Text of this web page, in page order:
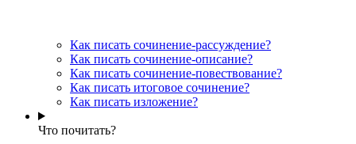
Как писать сочинение-рассуждение?
Как писать сочинение-описание?
Как писать сочинение-повествование?
Как писать итоговое сочинение?
Как писать изложение?
Что почитать?